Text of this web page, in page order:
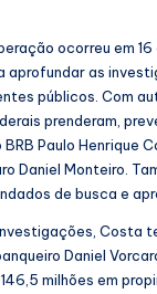
ocorreu em 16
aprofundar as
públicos. Com
prenderam,
Paulo Henrique
Daniel Monteiro.
de busca e
Costa
Daniel
milhões em